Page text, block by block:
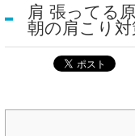
肩 張ってる
朝の肩こり